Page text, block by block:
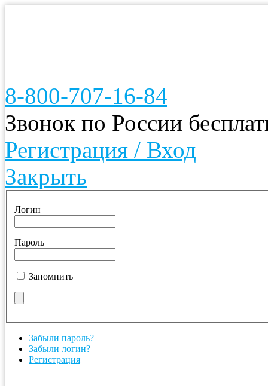
8-800-707-16-84
Звонок по России
Регистрация / Вход
Закрыть
Логин
Пароль
Запомнить
Забыли пароль?
Забыли логин?
Регистрация